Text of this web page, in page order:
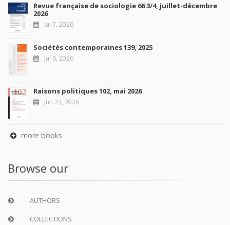
Revue française de sociologie 66 3/4, juillet-décembre
2026
Jul 7, 2026
Sociétés contemporaines 139, 2025
Jul 6, 2026
Raisons politiques 102, mai 2026
Jun 23, 2026
more books
Browse our
AUTHORS
COLLECTIONS